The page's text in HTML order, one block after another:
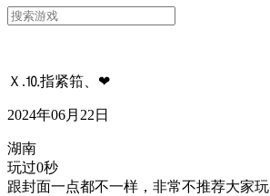
Ｘ.⒑指紧筘、❤
2024年06月22日
湖南
玩过0秒
跟封面一点都不一样，非常不推荐大家玩